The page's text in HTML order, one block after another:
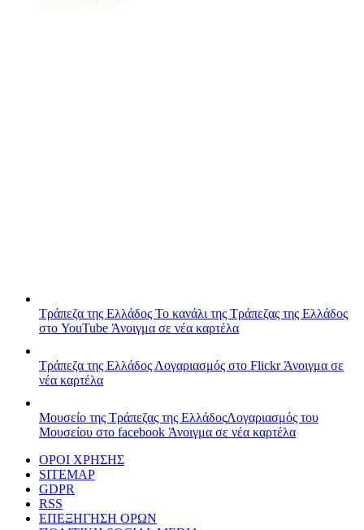
Τράπεζα της Ελλάδος Το κανάλι της Τράπεζας της Ελλάδος
στο YouTube Άνοιγμα σε νέα καρτέλα
Τράπεζα της Ελλάδος Λογαριασμός στο FlickrΆνοιγμα σε
νέα καρτέλα
Μουσείο της Τράπεζας της ΕλλάδοςΛογαριασμός του
Μουσείου στο facebook Άνοιγμα σε νέα καρτέλα
ΟΡΟΙ ΧΡΗΣΗΣ
SITEMAP
GDPR
RSS
ΕΠΕΞΗΓΗΣΗ ΟΡΩΝ